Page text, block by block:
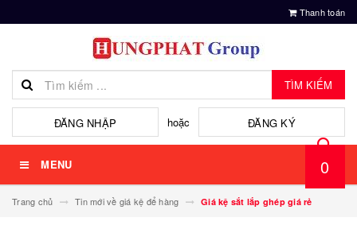
Thanh toán
TÌM KIẾM
ĐĂNG NHẬP hoặc ĐĂNG KÝ
MENU 0
Trang chủ Tin mới về giá kệ để hàng Giá kệ sắt lắp ghép giá rẻ